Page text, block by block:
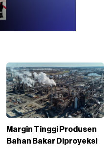
Margin Tinggi Produsen
Bahan Bakar Diproyeksi